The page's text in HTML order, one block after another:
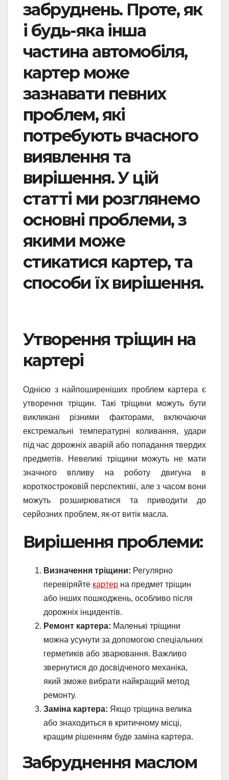
забруднень. Проте, як
і будь-яка інша
частина автомобіля,
картер може
зазнавати певних
проблем, які
потребують вчасного
виявлення та
вирішення. У цій
статті ми розглянемо
основні проблеми, з
якими може
стикатися картер, та
способи їх вирішення.
Утворення тріщин на
картері
Однією з найпоширеніших проблем картера є
утворення тріщин. Такі тріщини можуть бути
викликані різними факторами, включаючи
екстремальні температурні коливання, удари
під час дорожніх аварій або попадання твердих
предметів. Невеликі тріщини можуть не мати
значного впливу на роботу двигуна в
короткостроковій перспективі, але з часом вони
можуть розширюватися та приводити до
серйозних проблем, як-от витік масла.
Вирішення проблеми:
Визначення тріщини: Регулярно
перевіряйте картер на предмет тріщин
або інших пошкоджень, особливо після
дорожніх інцидентів.
Ремонт картера: Маленькі тріщини
можна усунути за допомогою спеціальних
герметиків або зварювання. Важливо
звернутися до досвідченого механіка,
який зможе вибрати найкращий метод
ремонту.
Заміна картера: Якщо тріщина велика
або знаходиться в критичному місці,
кращим рішенням буде заміна картера.
Забруднення маслом